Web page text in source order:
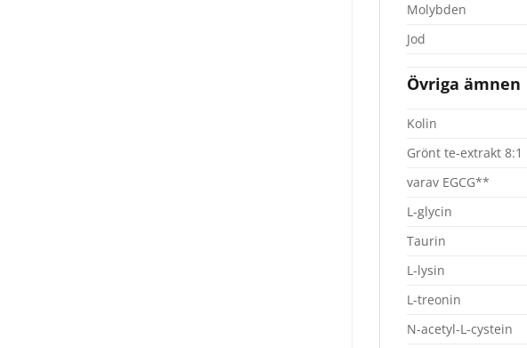
Molybden
Jod
Övriga ämnen
Kolin
Grönt te-extrakt 8:1
varav EGCG**
L-glycin
Taurin
L-lysin
L-treonin
N-acetyl-L-cystein